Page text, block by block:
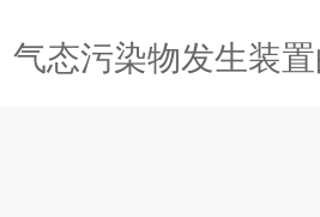
气态污染物发生装